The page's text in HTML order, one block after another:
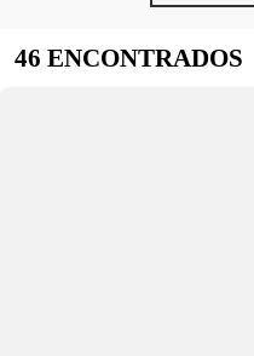
46 ENCONTRADOS
Moderno estudio